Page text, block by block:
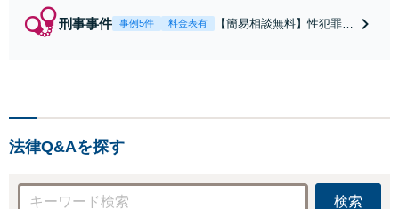
刑事事件 事例5件 料金表有
【簡易相談無料】性犯罪
法律Q&Aを探す
検索